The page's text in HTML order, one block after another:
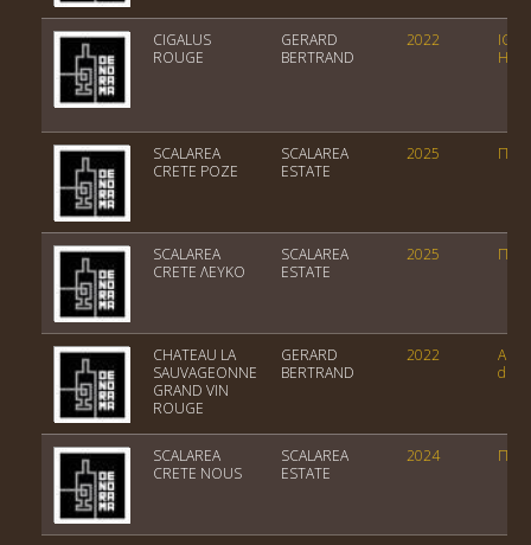
CIGALUS
ROUGE
GERARD
BERTRAND
2022
IGP
SCALAREA
CRETE ΡΟΖΕ
SCALAREA
ESTATE
2025 ΠΓΕ
SCALAREA
CRETE ΛΕΥΚΟ
SCALAREA
ESTATE
2025 ΠΓΕ
CHATEAU LA
SAUVAGEONNE
GRAND VIN
ROUGE
GERARD
BERTRAND
2022
AOP
du
SCALAREA
CRETE NOUS
SCALAREA
ESTATE
2024 ΠΓΕ